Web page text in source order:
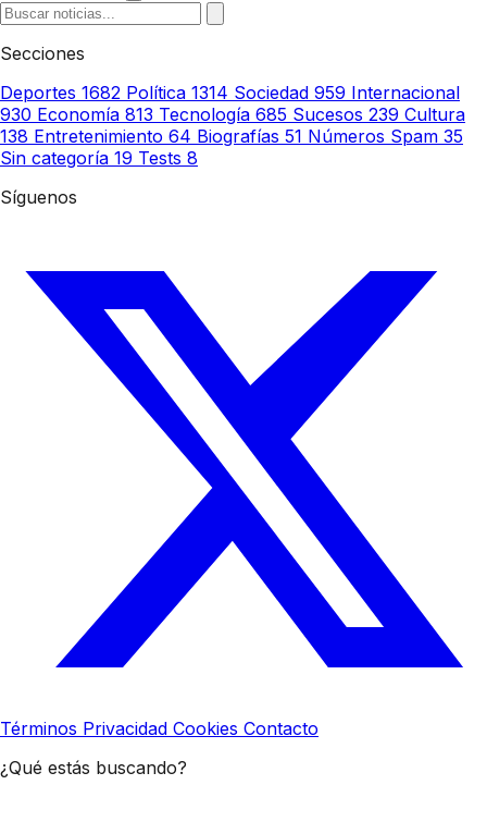
Secciones
Deportes 1682 Política 1314 Sociedad 959 Internacional
930 Economía 813 Tecnología 685 Sucesos 239 Cultura
138 Entretenimiento 64 Biografías 51 Números Spam 35
Sin categoría 19 Tests 8
Síguenos
Términos Privacidad Cookies Contacto
¿Qué estás buscando?